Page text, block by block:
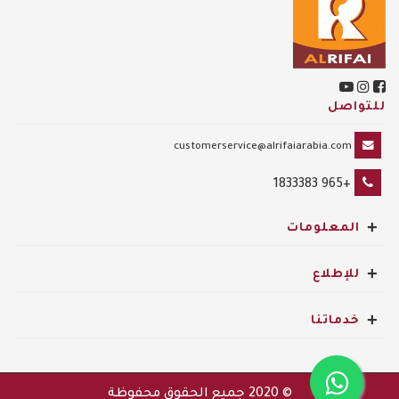
للتواصل
customerservice@alrifaiarabia.com
+965 1833383
المعلومات +
للإطلاع +
خدماتنا +
© 2020 جميع الحقوق محفوظة